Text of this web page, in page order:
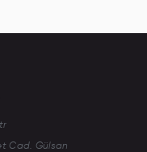
Cad. Gülsan